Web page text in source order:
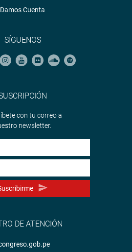
Damos Cuenta
SÍGUENOS
con tu correo a
newsletter.
DE ATENCIÓN